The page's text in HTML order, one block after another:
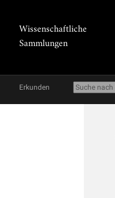
Wissenschaftliche
Sammlungen
Erkunden